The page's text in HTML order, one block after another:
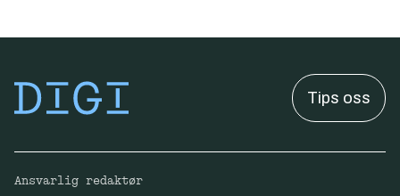
Tips oss
Ansvarlig redaktør